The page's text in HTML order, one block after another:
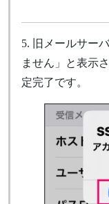
5. 旧メールサー
ません」と表示
定完了です。